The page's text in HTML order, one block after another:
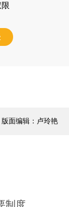
版面编辑：卢玲艳
制度